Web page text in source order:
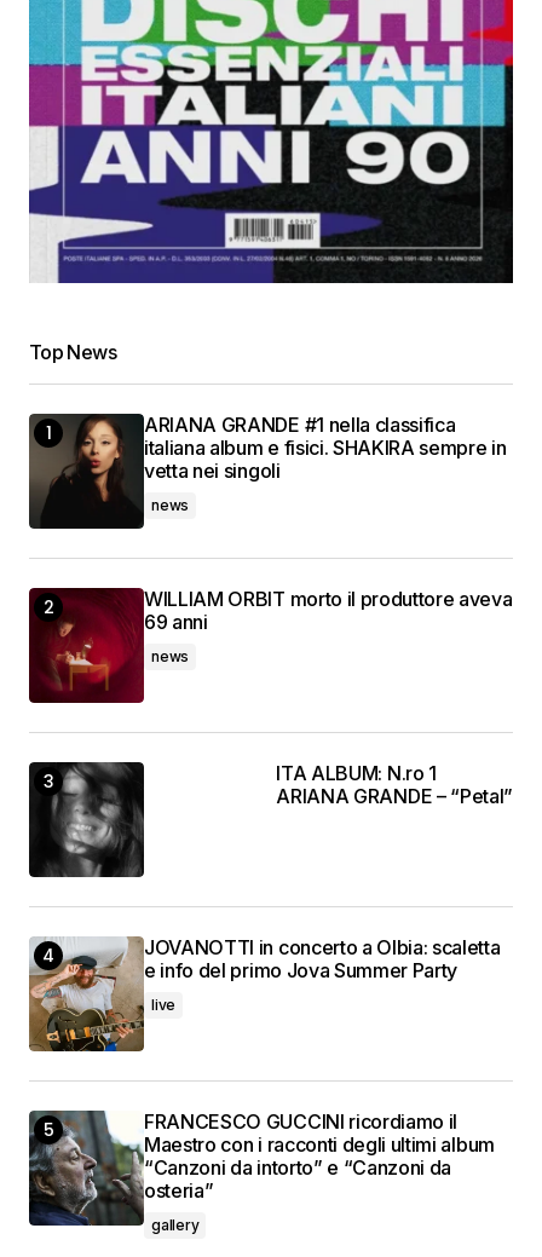
Top News
ARIANA GRANDE #1 nella classifica
italiana album e fisici. SHAKIRA sempre in
vetta nei singoli
news
WILLIAM ORBIT morto il produttore aveva
69 anni
news
ITA ALBUM: N.ro 1
ARIANA GRANDE – “Petal”
JOVANOTTI in concerto a Olbia: scaletta
e info del primo Jova Summer Party
live
FRANCESCO GUCCINI ricordiamo il
Maestro con i racconti degli ultimi album
“Canzoni da intorto” e “Canzoni da
osteria”
gallery